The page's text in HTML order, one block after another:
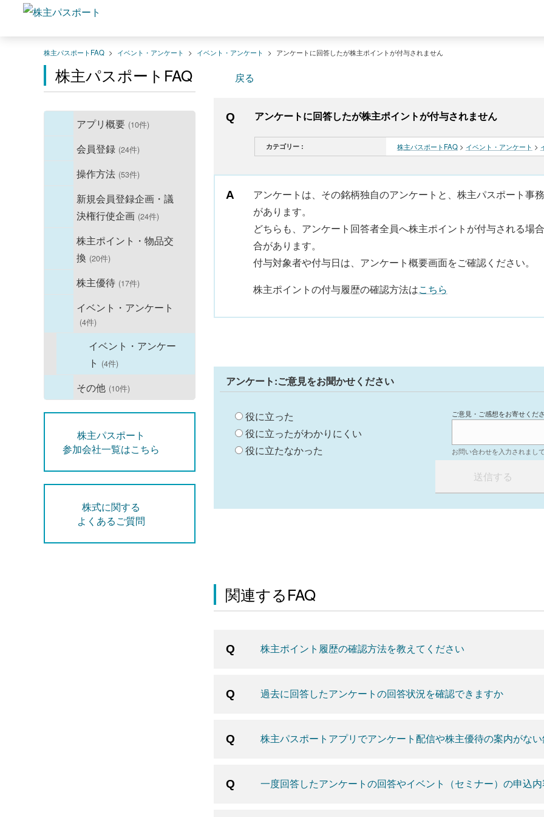
株主パスポートFAQ > イベント・アンケート > イベント・アンケート > アンケートに回答したが株主ポイントが付与されません
株主パスポートFAQ
アプリ概要 (10件)
会員登録 (24件)
操作方法 (53件)
新規会員登録企画・議
決権行使企画 (24件)
株主ポイント・物品交
換 (20件)
株主優待 (17件)
イベント・アンケート
(4件)
イベント・アンケー
ト (4件)
その他 (10件)
株主パスポート
参加会社一覧はこちら
株式に関する
よくあるご質問
戻る
アンケートに回答したが株主ポイントが付与されません
カテゴリー : 株主パスポートFAQ> イベント・アンケート >
アンケートは、その銘柄独自のアンケートと、株主パスポート事
があります。
どちらも、アンケート回答者全員へ株主ポイントが付与される場
合があります。
付与対象者や付与日は、アンケート概要画面をご確認ください。
株主ポイントの付与履歴の確認方法はこちら
アンケート:ご意見をお聞かせください
役に立った
役に立ったがわかりにくい
役に立たなかった
ご意見・ご感想をお寄せくだ
お問い合わせを入力されまし
関連するFAQ
株主ポイント履歴の確認方法を教えてください
過去に回答したアンケートの回答状況を確認できますか
株主パスポートアプリでアンケート配信や株主優待の案内がな
一度回答したアンケートの回答やイベント（セミナー）の申込